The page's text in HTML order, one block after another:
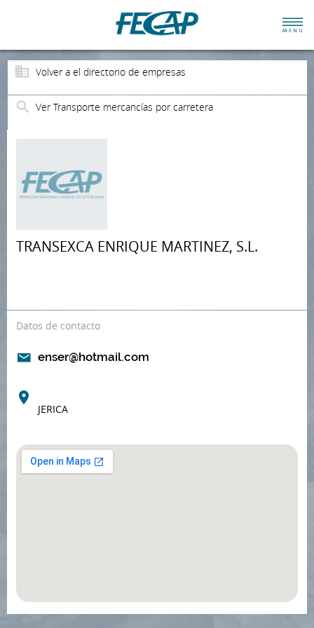
Volver a el directorio de empresas
Ver Transporte mercancías por carretera
TRANSEXCA ENRIQUE MARTINEZ, S.L.
Datos de contacto
enser@hotmail.com
JERICA